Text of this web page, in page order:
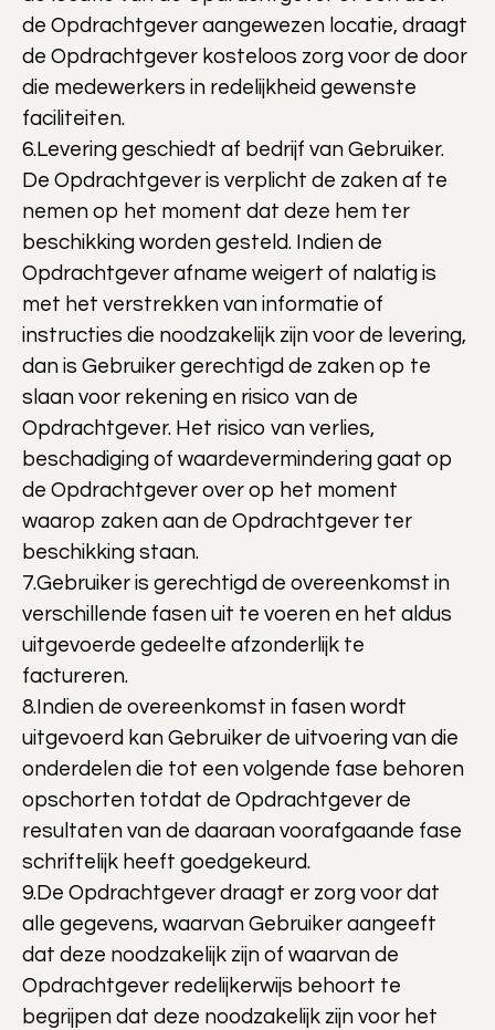
de Opdrachtgever aangewezen locatie, draagt
de Opdrachtgever kosteloos zorg voor de door
die medewerkers in redelijkheid gewenste
faciliteiten.
6.Levering geschiedt af bedrijf van Gebruiker.
De Opdrachtgever is verplicht de zaken af te
nemen op het moment dat deze hem ter
beschikking worden gesteld. Indien de
Opdrachtgever afname weigert of nalatig is
met het verstrekken van informatie of
instructies die noodzakelijk zijn voor de levering,
dan is Gebruiker gerechtigd de zaken op te
slaan voor rekening en risico van de
Opdrachtgever. Het risico van verlies,
beschadiging of waardevermindering gaat op
de Opdrachtgever over op het moment
waarop zaken aan de Opdrachtgever ter
beschikking staan.
7.Gebruiker is gerechtigd de overeenkomst in
verschillende fasen uit te voeren en het aldus
uitgevoerde gedeelte afzonderlijk te
factureren.
8.Indien de overeenkomst in fasen wordt
uitgevoerd kan Gebruiker de uitvoering van die
onderdelen die tot een volgende fase behoren
opschorten totdat de Opdrachtgever de
resultaten van de daaraan voorafgaande fase
schriftelijk heeft goedgekeurd.
9.De Opdrachtgever draagt er zorg voor dat
alle gegevens, waarvan Gebruiker aangeeft
dat deze noodzakelijk zijn of waarvan de
Opdrachtgever redelijkerwijs behoort te
begrijpen dat deze noodzakelijk zijn voor het